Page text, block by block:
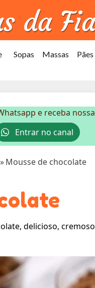
Sopas Massas Pães
e receba
Entrar no canal
»Mousse de chocolate
delicioso,